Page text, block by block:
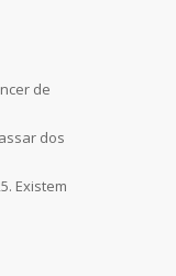
de
dos
Existem